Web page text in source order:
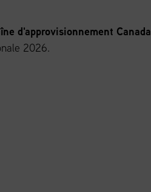
d'approvisionnement Canada
2026.